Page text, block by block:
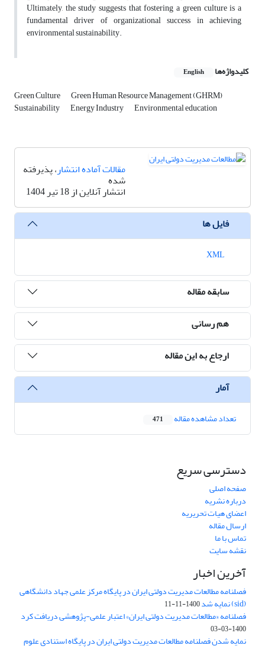
Ultimately, the study suggests that fostering a green culture is a
fundamental driver of organizational success in achieving
environmental sustainability.
کلیدواژه‌ها English
Green Culture Green Human Resource Management (GHRM)
Sustainability Energy Industry Environmental education
مقالات آماده انتشار، پذیرفته
شده
انتشار آنلاین از 18 تیر 1404
فایل ها
سابقه مقاله
هم رسانی
ارجاع به این مقاله
آمار
تعداد مشاهده مقاله 471
دسترسی سریع
صفحه اصلی
درباره نشریه
اعضای هیات تحریریه
ارسال مقاله
تماس با ما
نقشه سایت
آخرین اخبار
فصلنامه مطالعات مدیریت دولتی ایران در پایگاه مرکز علمی جهاد دانشگاهی
(sid) نمایه شد 1400-11-11
فصلنامه «مطالعات مدیریت دولتی ایران» اعتبار علمی-پژوهشی دریافت کرد
1400-03-03
نمایه شدن فصلنامه مطالعات مدیریت دولتی ایران در پایگاه استنادی علوم